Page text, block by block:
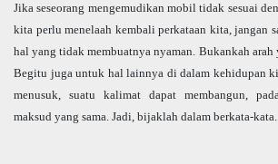
Jika seseorang mengemudikan mobil tidak sesuai
kita perlu menelaah kembali perkataan kita, jangan
hal yang tidak membuatnya nyaman. Bukankah arah
Begitu juga untuk hal lainnya di dalam kehidupan
menusuk, suatu kalimat dapat membangun,
maksud yang sama. Jadi, bijaklah dalam berkata-kata.